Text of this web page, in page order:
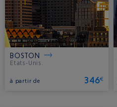
BOSTON
Etats-Unis.
à partir de 346€